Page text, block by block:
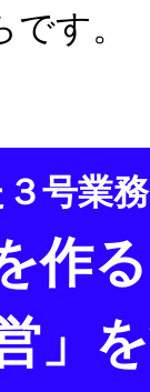
す。
号業
作
」